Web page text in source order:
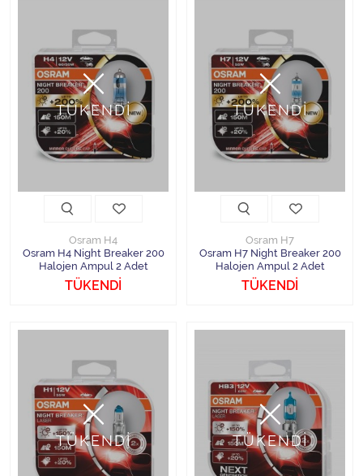
TÜKENDİ
Osram H4
Osram H4 Night Breaker 200
Halojen Ampul 2 Adet
TÜKENDİ
TÜKENDİ
Osram H7
Osram H7 Night Breaker 200
Halojen Ampul 2 Adet
TÜKENDİ
TÜKENDİ TÜKENDİ